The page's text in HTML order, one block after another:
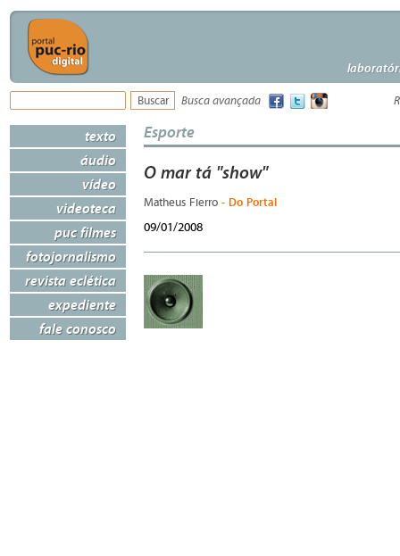
Busca avançada
texto
áudio
vídeo
videoteca
puc filmes
fotojornalismo
revista eclética
expediente
fale conosco
Esporte
O mar tá "show"
Matheus Fierro - Do Portal
09/01/2008